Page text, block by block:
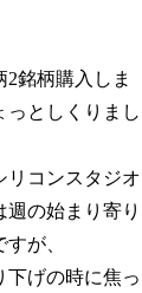
銘柄購入しま
っとしくりまし
リコンスタジオ
の始まり寄り
が、
下げの時に焦っ